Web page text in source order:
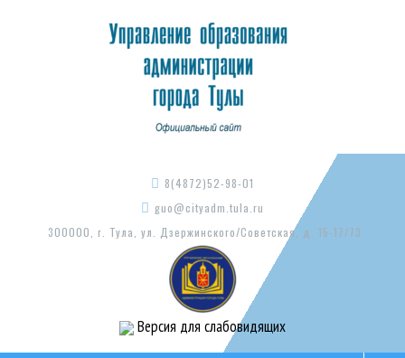
8(4872)52-98-01
guo@cityadm.tula.ru
300000, г. Тула, ул. Дзержинского/Советская, д. 15-17/73
Версия для слабовидящих